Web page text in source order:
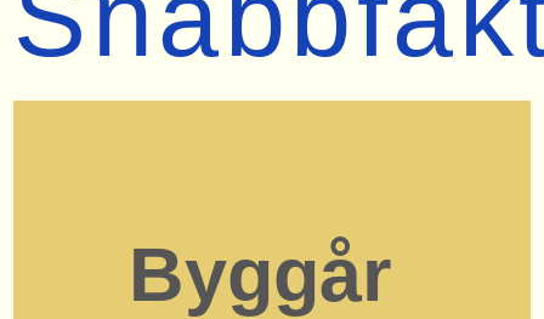
Byggår